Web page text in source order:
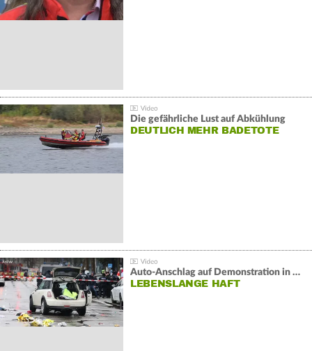
Die gefährliche Lust auf Abkühlung
DEUTLICH MEHR BADETOTE
Auto-Anschlag auf Demonstration in München:
LEBENSLANGE HAFT